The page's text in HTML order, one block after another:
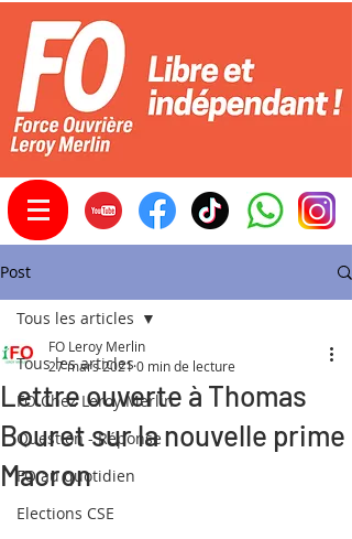
Post
Tous les articles
FO Chez Leroy Merlin
Question - Réponse
FO au quotidien
Elections CSE
Tous les articles
Lettre ouverte à Thomas
Bouret sur la nouvelle prime
Macron
FO Leroy Merlin
27 mars 20210 min de lecture